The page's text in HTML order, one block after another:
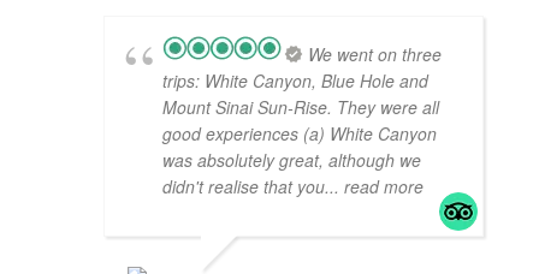
We went on three
trips: White Canyon, Blue Hole and
Mount Sinai Sun-Rise. They were all
good experiences (a) White Canyon
was absolutely great, although we
didn't realise that you... read more